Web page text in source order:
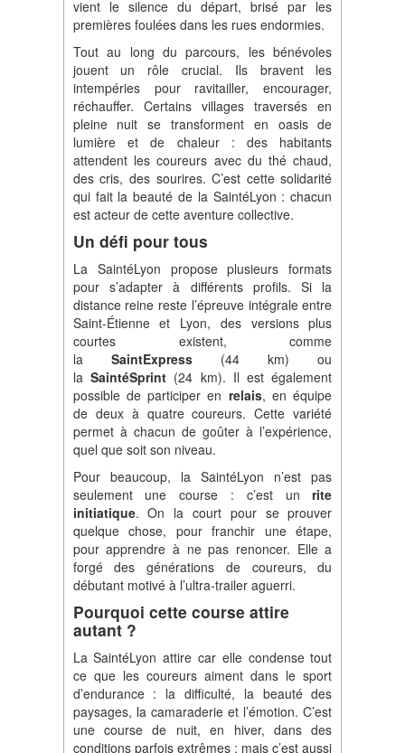
vient le silence du départ, brisé par les
premières foulées dans les rues endormies.
Tout au long du parcours, les bénévoles
jouent un rôle crucial. Ils bravent les
intempéries pour ravitailler, encourager,
réchauffer. Certains villages traversés en
pleine nuit se transforment en oasis de
lumière et de chaleur : des habitants
attendent les coureurs avec du thé chaud,
des cris, des sourires. C’est cette solidarité
qui fait la beauté de la SaintéLyon : chacun
est acteur de cette aventure collective.
Un défi pour tous
La SaintéLyon propose plusieurs formats
pour s’adapter à différents profils. Si la
distance reine reste l’épreuve intégrale entre
Saint-Étienne et Lyon, des versions plus
courtes existent, comme
la SaintExpress(44 km) ou
la SaintéSprint(24 km). Il est également
possible de participer en relais, en équipe
de deux à quatre coureurs. Cette variété
permet à chacun de goûter à l’expérience,
quel que soit son niveau.
Pour beaucoup, la SaintéLyon n’est pas
seulement une course : c’est unrite
initiatique. On la court pour se prouver
quelque chose, pour franchir une étape,
pour apprendre à ne pas renoncer. Elle a
forgé des générations de coureurs, du
débutant motivé à l’ultra-trailer aguerri.
Pourquoi cette course attire
autant ?
La SaintéLyon attire car elle condense tout
ce que les coureurs aiment dans le sport
d’endurance : la difficulté, la beauté des
paysages, la camaraderie et l’émotion. C’est
une course de nuit, en hiver, dans des
conditions parfois extrêmes ; mais c’est aussi